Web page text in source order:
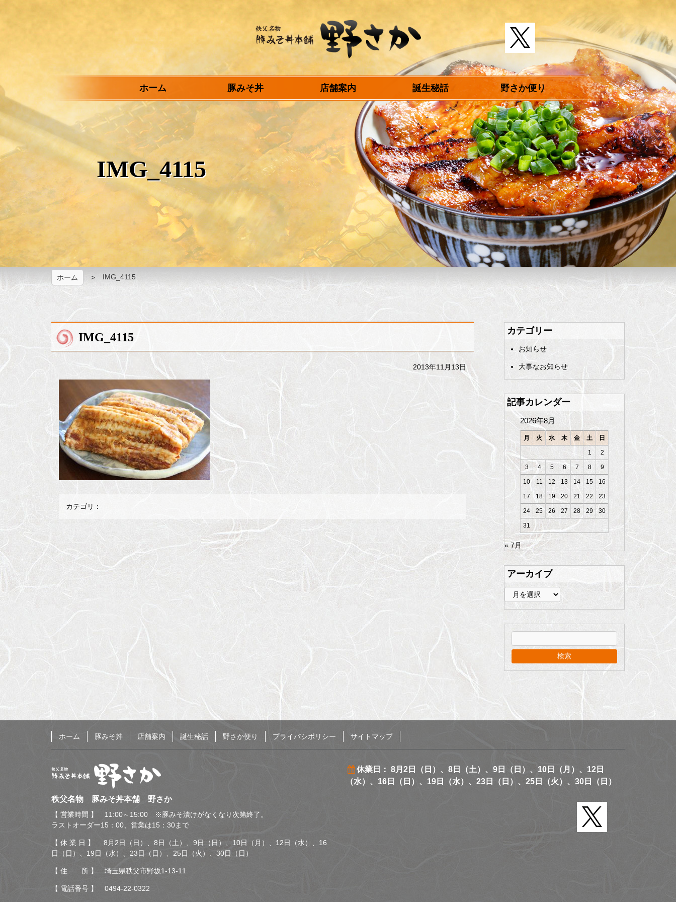
へ
ス
秩父名物 豚みそ丼
本舗 野さか
ホーム 豚みそ丼 店舗案内 誕生秘話 野さか便り
IMG_4115
ホーム IMG_4115
IMG_4115
2013年11月13日
カテゴリ：
メ
ペ
カテゴリー
お知らせ
大事なお知らせ
記事カレンダー
2026年8月
月 火 水 木 金 土 日
1 2
3 4 5 6 7 8 9
10 11 12 13 14 15 16
17 18 19 20 21 22 23
24 25 26 27 28 29 30
31
« 7月
アーカイブ
ア
ー
カ
イ
ブ
ホーム 豚みそ丼 店舗案内 誕生秘話 野さか便り プライバシポリシー サイトマップ
秩父名物 豚みそ丼本舗
野さか
秩父名物 豚みそ丼本舗 野さか
【 営業時間 】 11:00～15:00 ※豚みそ漬けがなくなり次第終了。
ラストオーダー15：00、営業は15：30まで
【 休 業 日 】 8月2日（日）、8日（土）、9日（日）、10日（月）、12日（水）、16
日（日）、19日（水）、23日（日）、25日（火）、30日（日）
【 住 所 】 埼玉県秩父市野坂1-13-11
【 電話番号 】 0494-22-0322
休業日： 8月2日（日）、8日（土）、9日（日）、10日（月）、12日
（水）、16日（日）、19日（水）、23日（日）、25日（火）、30日（日）